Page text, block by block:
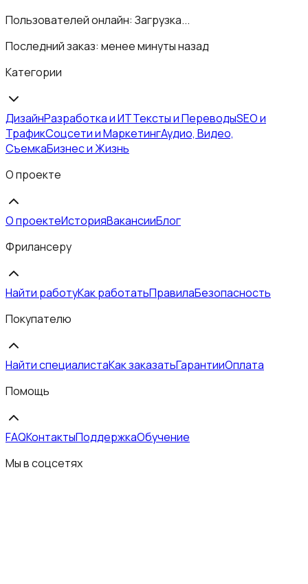
Пользователей онлайн: Загрузка...
Последний заказ: менее минуты назад
Категории
ДизайнРазработка и ИТТексты и ПереводыSEO и
ТрафикСоцсети и МаркетингАудио, Видео,
СъемкаБизнес и Жизнь
О проекте
О проектеИсторияВакансииБлог
Фрилансеру
Найти работуКак работатьПравилаБезопасность
Покупателю
Найти специалистаКак заказатьГарантииОплата
Помощь
FAQКонтактыПоддержкаОбучение
Мы в соцсетях